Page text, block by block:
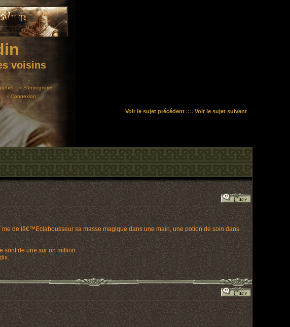
voisins
S'enregistrer
Connexion
Voir le sujet précédent.::. Voir le sujet suivant
de lâ€™Eclabousseur sa masse magique dans une main, une potion de soin dans
sont de une sur un million.